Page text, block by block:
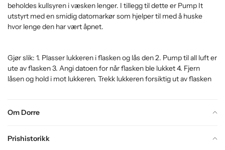
Om Dorre
Prishistorikk
beholdes kullsyren i væsken lenger. I tillegg til dette er Pump It
utstyrt med en smidig datomarkør som hjelper til med å huske
hvor lenge den har vært åpnet.
Gjør slik: 1. Plasser lukkeren i flasken og lås den 2. Pump til all luft er
ute av flasken 3. Angi datoen for når flasken ble lukket 4. Fjern
låsen og hold i mot lukkeren. Trekk lukkeren forsiktig ut av flasken